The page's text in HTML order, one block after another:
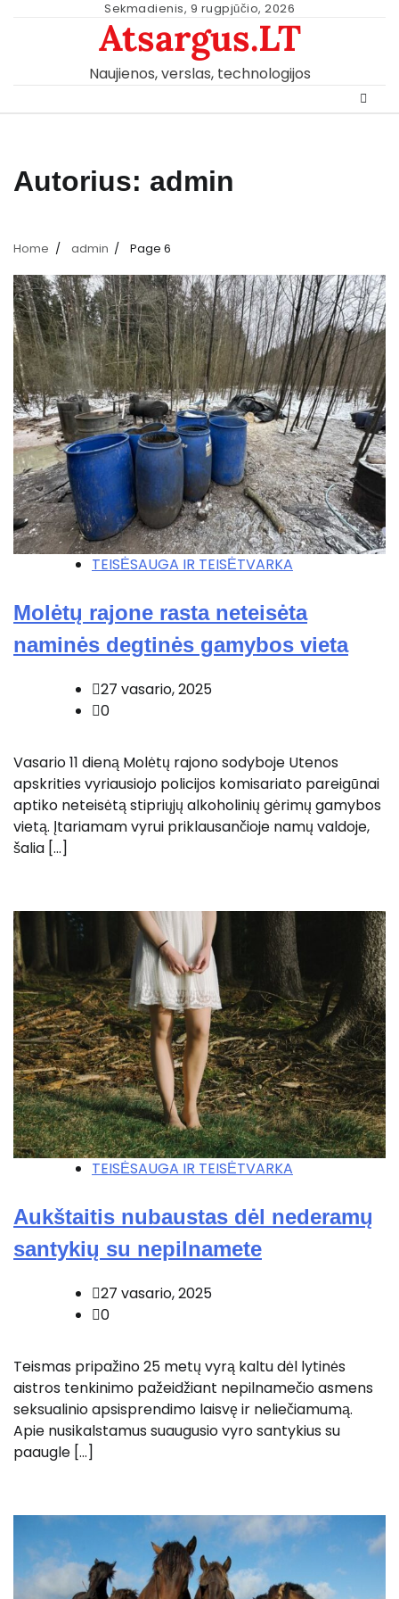
Sekmadienis, 9 rugpjūčio, 2026
Atsargus.LT
Naujienos, verslas, technologijos
Autorius: admin
Home admin Page 6
TEISĖSAUGA IR TEISĖTVARKA
Molėtų rajone rasta neteisėta
naminės degtinės gamybos vieta
27 vasario, 2025
0
Vasario 11 dieną Molėtų rajono sodyboje Utenos
apskrities vyriausiojo policijos komisariato pareigūnai
aptiko neteisėtą stipriųjų alkoholinių gėrimų gamybos
vietą. Įtariamam vyrui priklausančioje namų valdoje,
šalia […]
TEISĖSAUGA IR TEISĖTVARKA
Aukštaitis nubaustas dėl nederamų
santykių su nepilnamete
27 vasario, 2025
0
Teismas pripažino 25 metų vyrą kaltu dėl lytinės
aistros tenkinimo pažeidžiant nepilnamečio asmens
seksualinio apsisprendimo laisvę ir neliečiamumą.
Apie nusikalstamus suaugusio vyro santykius su
paaugle […]